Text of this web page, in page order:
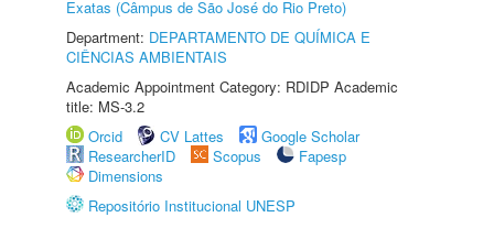
Exatas (Câmpus de São José do Rio Preto)
Department: DEPARTAMENTO DE QUÍMICA E
CIÊNCIAS AMBIENTAIS
Academic Appointment Category: RDIDP Academic
title: MS-3.2
Orcid
CV Lattes
Google Scholar
ResearcherID
Scopus
Fapesp
Dimensions
Repositório Institucional UNESP